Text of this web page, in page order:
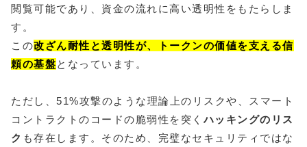
閲覧可能であり、資金の流れに高い透明性をもたらしま
す。
この改ざん耐性と透明性が、トークンの価値を支える信
頼の基盤となっています。
ただし、51%攻撃のような理論上のリスクや、スマート
コントラクトのコードの脆弱性を突くハッキングのリス
ク も存在します。そのため、完璧なセキュリティではな